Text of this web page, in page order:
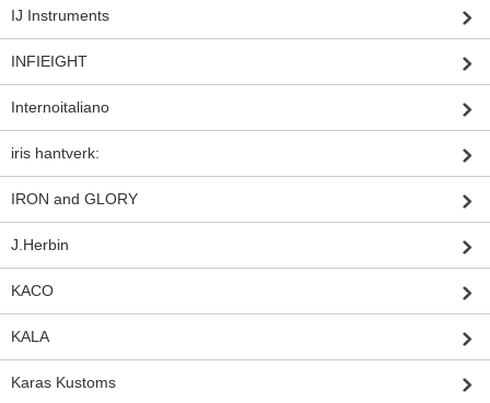
IJ Instruments
INFIEIGHT
Internoitaliano
iris hantverk:
IRON and GLORY
J.Herbin
KACO
KALA
Karas Kustoms